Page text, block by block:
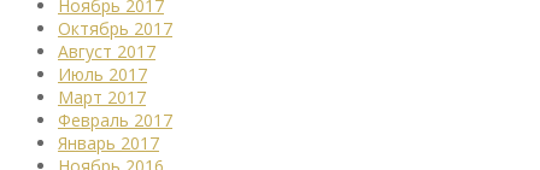
Ноябрь 2017
Октябрь 2017
Август 2017
Июль 2017
Март 2017
Февраль 2017
Январь 2017